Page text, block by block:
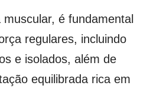
é fundamental
regulares, incluindo
e isolados, além de
equilibrada rica em